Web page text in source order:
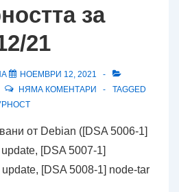
за
21
НОЕМВРИ 12, 2021
НЯМА КОМЕНТАРИ
TAGGED
от Debian ([DSA 5006-1]
[DSA 5007-1]
[DSA 5008-1] node-tar